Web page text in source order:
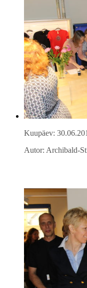
Kuupäev:
Autor: Archibald-